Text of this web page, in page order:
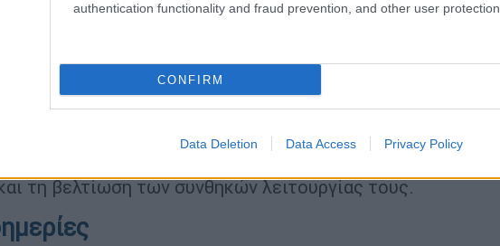
authentication functionality and fraud prevention, and other user protection.
CONFIRM
Data Deletion Data Access Privacy Policy
της 1ης και 2ης Υγειονομικής Περιφέρειας
πρωινών εφημεριών
νοσοκομείων του Λεκανοπεδίου σε σύστημα
ανά τέσσερις ημέρες, με στόχο την αποσυμφόρηση
τη βελτίωση των συνθηκών λειτουργίας τους.